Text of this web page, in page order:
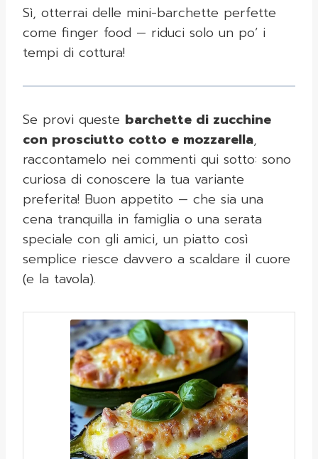
Sì, otterrai delle mini-barchette perfette
come finger food — riduci solo un po’ i
tempi di cottura!
Se provi queste barchette di zucchine
con prosciutto cotto e mozzarella,
raccontamelo nei commenti qui sotto: sono
curiosa di conoscere la tua variante
preferita! Buon appetito — che sia una
cena tranquilla in famiglia o una serata
speciale con gli amici, un piatto così
semplice riesce davvero a scaldare il cuore
(e la tavola).